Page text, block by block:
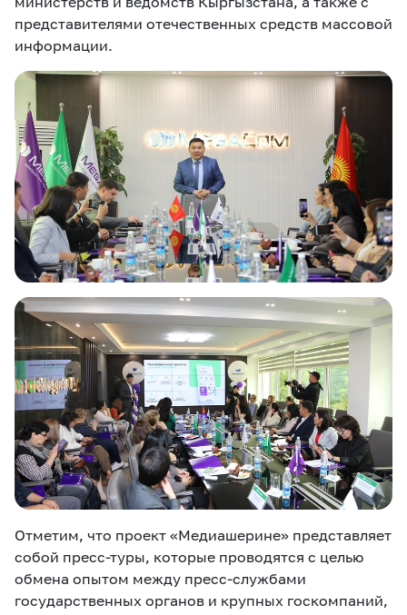
представителями отечественных средств массовой
информации.
Отметим, что проект «Медиашерине» представляет
собой пресс-туры, которые проводятся с целью
обмена опытом между пресс-службами
государственных органов и крупных госкомпаний,